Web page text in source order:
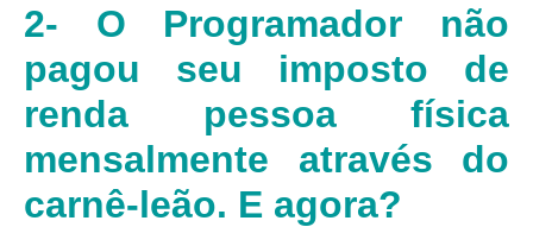
2- O Programador não
pagou seu imposto de
renda pessoa física
mensalmente através do
carnê-leão. E agora?